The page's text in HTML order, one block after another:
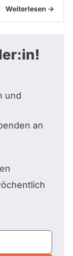
Weiterlesen ->
und
an